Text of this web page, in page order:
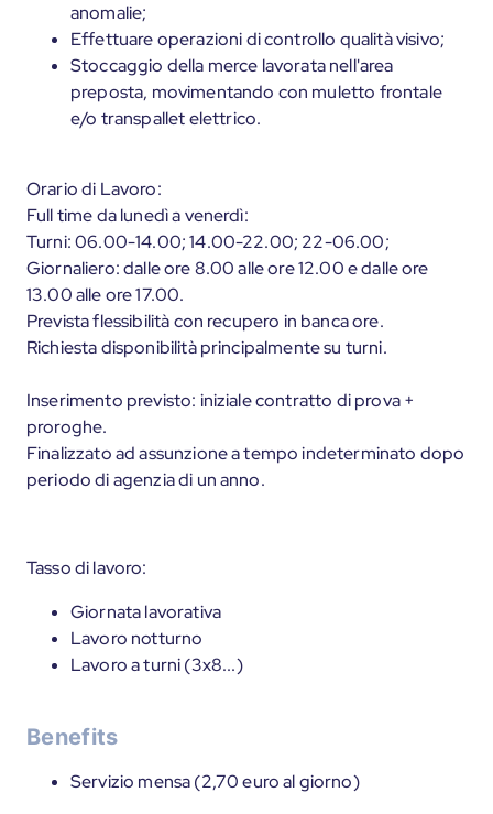
anomalie;
Effettuare operazioni di controllo qualità visivo;
Stoccaggio della merce lavorata nell'area
preposta, movimentando con muletto frontale
e/o transpallet elettrico.
Orario di Lavoro:
Full time da lunedì a venerdì:
Turni: 06.00-14.00; 14.00-22.00; 22-06.00;
Giornaliero: dalle ore 8.00 alle ore 12.00 e dalle ore
13.00 alle ore 17.00.
Prevista flessibilità con recupero in banca ore.
Richiesta disponibilità principalmente su turni.
Inserimento previsto: iniziale contratto di prova +
proroghe.
Finalizzato ad assunzione a tempo indeterminato dopo
periodo di agenzia di un anno.
Tasso di lavoro:
Giornata lavorativa
Lavoro notturno
Lavoro a turni (3x8...)
Benefits
Servizio mensa (2,70 euro al giorno)